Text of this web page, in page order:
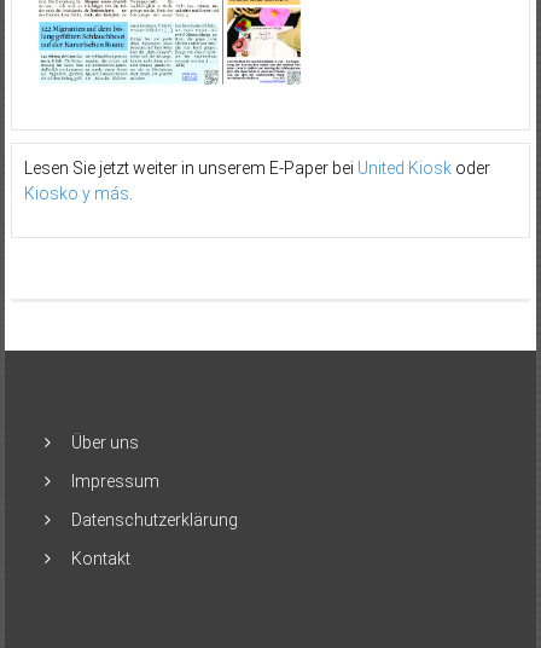
Lesen Sie jetzt weiter in unserem E-Paper bei United Kioskoder
Kiosko y más
Über uns
Impressum
Datenschutzerklärung
Kontakt